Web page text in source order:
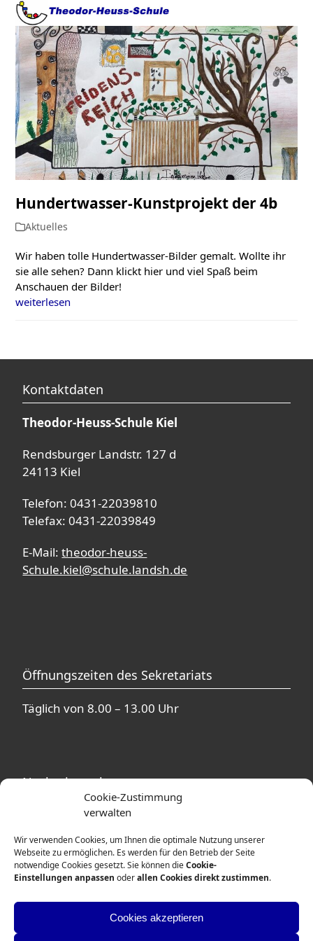
Cookie-Zustimmung
verwalten
Wir verwenden Cookies, um Ihnen die optimale Nutzung unserer
Webseite zu ermöglichen. Es werden für den Betrieb der Seite
notwendige Cookies gesetzt. Sie können dieCookie-
Einstellungen anpassen oderallen Cookies direkt zustimmen.
Cookies akzeptieren
Skip
content
Open
mobile
menu
Close
mobile
menu
Hundertwasser-Kunstprojekt der 4b
Aktuelles
Wir haben tolle Hundertwasser-Bilder gemalt. Wollte ihr
sie alle sehen? Dann klickt hier und viel Spaß beim
Anschauen der Bilder!
weiterlesen
Kontaktdaten
Theodor-Heuss-Schule Kiel
Rendsburger Landstr. 127 d
24113 Kiel
Telefon: 0431-22039810
Telefax: 0431-22039849
E-Mail:theodor-heuss-
Schule.kiel@schule.landsh.de
Öffnungszeiten des Sekretariats
Täglich von 8.00 – 13.00 Uhr
Nachmittagsbetreuung
In unmittelbarer Nähe zur Theodor-Heuss-
Schule befinden sich mehrere
Betreuungsangebote. Ausführliche
Informationen erhalten Sie von den
Betreuerinnen und Betreuern der
entsprechenden Einrichtungen.